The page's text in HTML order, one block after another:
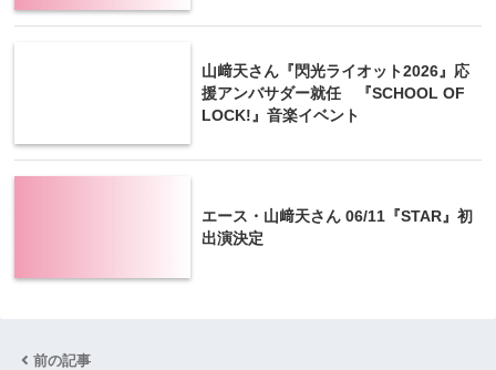
山﨑天さん『閃光ライオット2026』応
援アンバサダー就任 『SCHOOL OF
LOCK!』音楽イベント
エース・山﨑天さん 06/11『STAR』初
出演決定
前の記事